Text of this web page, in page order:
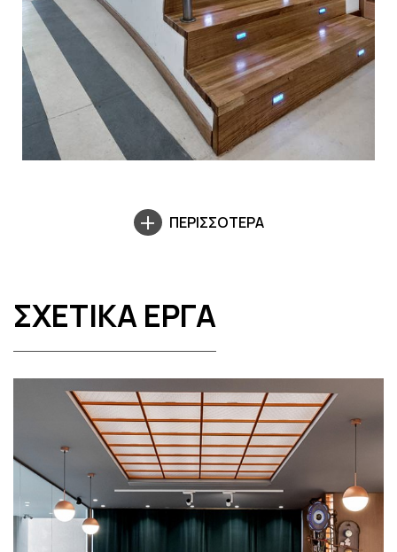
ΠΕΡΙΣΣΟΤΕΡΑ
ΣΧΕΤΙΚΑ ΕΡΓΑ